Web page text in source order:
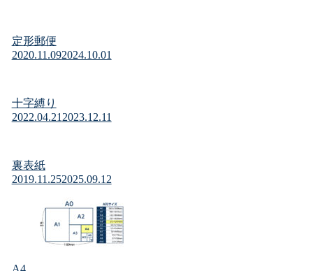
定形郵便
2020.11.092024.10.01
十字縛り
2022.04.21 2023.12.11
裏表紙
2019.11.252025.09.12
A4